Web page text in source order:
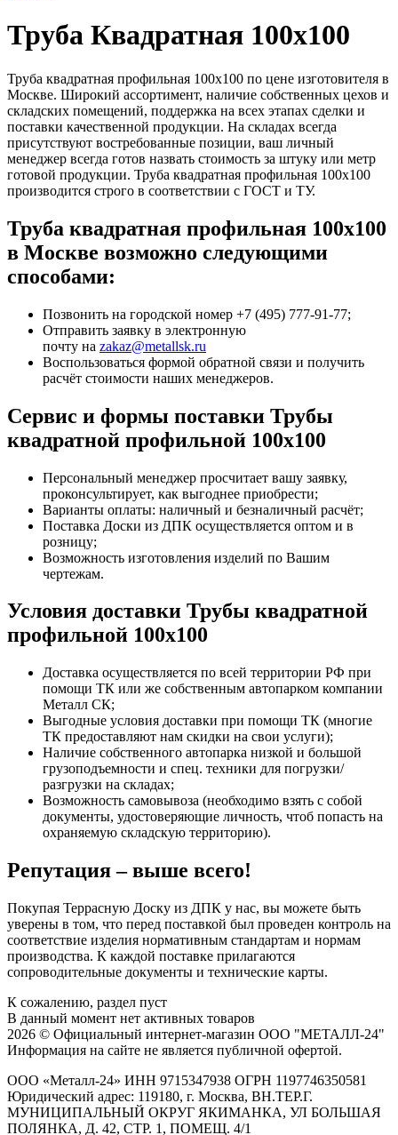
Труба Квадратная 100х100
Труба квадратная профильная 100х100 по цене изготовителя в
Москве. Широкий ассортимент, наличие собственных цехов и
складских помещений, поддержка на всех этапах сделки и
поставки качественной продукции. На складах всегда
присутствуют востребованные позиции, ваш личный
менеджер всегда готов назвать стоимость за штуку или метр
готовой продукции. Труба квадратная профильная 100х100
производится строго в соответствии с ГОСТ и ТУ.
Труба квадратная профильная 100х100
в Москве возможно следующими
способами:
Позвонить на городской номер +7 (495) 777-91-77;
Отправить заявку в электронную
почту на zakaz@metallsk.ru
Воспользоваться формой обратной связи и получить
расчёт стоимости наших менеджеров.
Сервис и формы поставки Трубы
квадратной профильной 100х100
Персональный менеджер просчитает вашу заявку,
проконсультирует, как выгоднее приобрести;
Варианты оплаты: наличный и безналичный расчёт;
Поставка Доски из ДПК осуществляется оптом и в
розницу;
Возможность изготовления изделий по Вашим
чертежам.
Условия доставки Трубы квадратной
профильной 100х100
Доставка осуществляется по всей территории РФ при
помощи ТК или же собственным автопарком компании
Металл СК;
Выгодные условия доставки при помощи ТК (многие
ТК предоставляют нам скидки на свои услуги);
Наличие собственного автопарка низкой и большой
грузоподъемности и спец. техники для погрузки/
разгрузки на складах;
Возможность самовывоза (необходимо взять с собой
документы, удостоверяющие личность, чтоб попасть на
охраняемую складскую территорию).
Репутация – выше всего!
Покупая Террасную Доску из ДПК у нас, вы можете быть
уверены в том, что перед поставкой был проведен контроль на
соответствие изделия нормативным стандартам и нормам
производства. К каждой поставке прилагаются
сопроводительные документы и технические карты.
К сожалению, раздел пуст
В данный момент нет активных товаров
2026 © Официальный интернет-магазин ООО "МЕТАЛЛ-24"
Информация на сайте не является публичной офертой.
ООО «Металл-24» ИНН 9715347938 ОГРН 1197746350581
Юридический адрес: 119180, г. Москва, ВН.ТЕР.Г.
МУНИЦИПАЛЬНЫЙ ОКРУГ ЯКИМАНКА, УЛ БОЛЬШАЯ
ПОЛЯНКА, Д. 42, СТР. 1, ПОМЕЩ. 4/1